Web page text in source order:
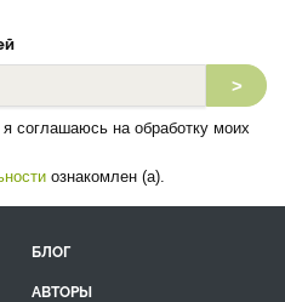
>
соглашаюсь на обработку моих
ознакомлен (а).
БЛОГ
АВТОРЫ